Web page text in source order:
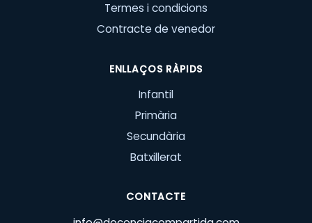
Termes i condicions
Contracte de venedor
ENLLAÇOS RÀPIDS
Infantil
Primària
Secundària
Batxillerat
CONTACTE